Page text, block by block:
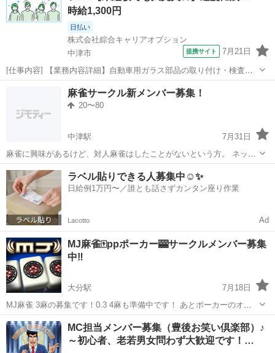
時給1,300円
日払い
株式会社綜合キャリアオプション
中津市
提携サイト 7月21日
[仕事内容] 【業務内容詳細】自動車用ガラス部品の取り付け・検査・
仕上げをしていただきます。 重いものはMAX10kg位です。 【取扱製
品情報】自動車ガラス製品 。＋お仕事探しはコンシェルスタッフにお
まかせ＋。 あなたの...
中津市 工場
麻雀サークル新メンバー募集！
20〜80
中津駅
7月31日
麻雀に興味があるけど、対人麻雀はしたことがないという方。 ネット
麻雀がメインの方もお気軽に参加出来る麻雀サークルです。 中津、豊
後高田、行橋地区の方々に参加してもらっていて県北支部だけで私を
含めて15名います。 会費等はあり...
大分 中津市 中津駅 その他 サークル
ラベル貼りできる人募集中☺️✨
日給例1万円〜／誰とも話さずカンタン座り作業
Lacotto Ad
MJ麻雀🀄ppポーカー🎰サークルメンバー募集
中‼️
大分駅
7月18日
MJ麻雀 3麻の募集です！0.3 4麻も準備中です！ あとポーカーのオン
ラインも募集中😁 是非是非参加お願い致します🙇‍♀️✨️
大分 大分市 大分駅 その他 ポーカー
MC担当メンバー募集（豊後お笑い倶楽部）♪
～初心者、老若男女問わず大歓迎です！…